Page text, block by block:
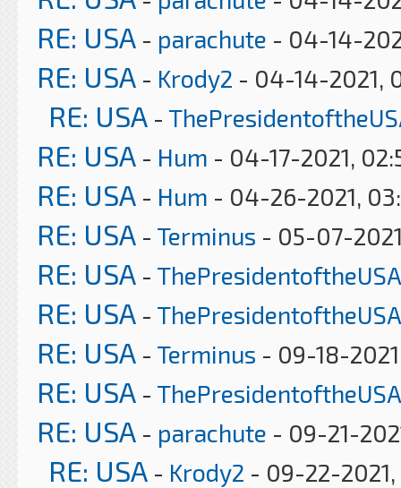
RE: USA - parachute - 04-14-
RE: USA - Krody2 - 04-14-2021,
RE: USA -
RE: USA - Hum - 04-17-2021,
RE: USA - Hum - 04-26-2021,
RE: USA - Terminus - 05-07-
RE: USA - ThePresidentoftheUSA
RE: USA - ThePresidentoftheUSA
RE: USA - Terminus - 09-18-
RE: USA - ThePresidentoftheUSA
RE: USA - parachute - 09-21-
RE: USA - Krody2 - 09-22-2021,